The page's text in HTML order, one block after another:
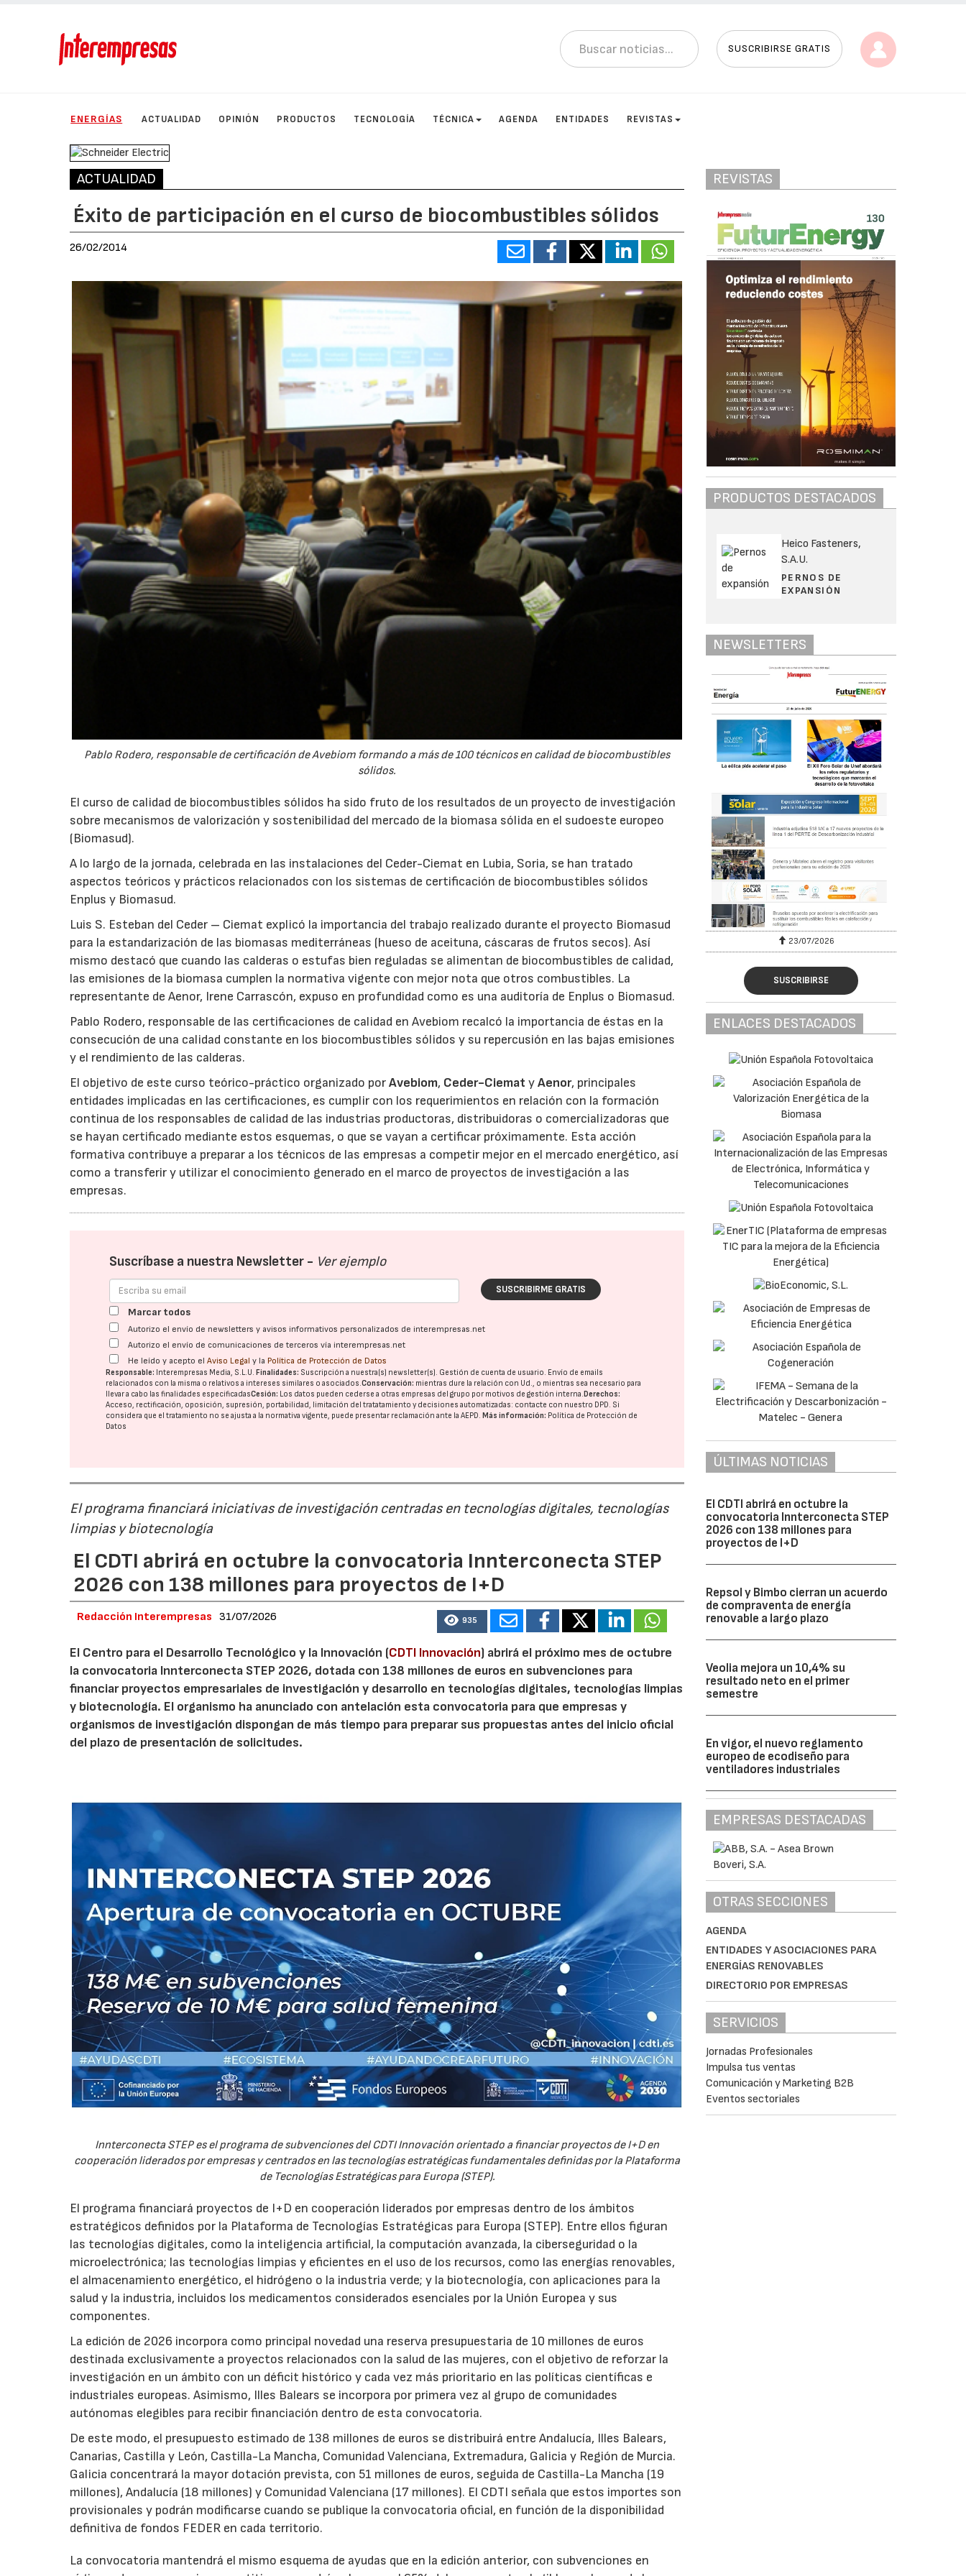
SUSCRIBIRSE GRATIS
ENERGÍAS ACTUALIDAD OPINIÓN PRODUCTOS TECNOLOGÍA TÉCNICA AGENDA ENTIDADES REVISTAS
ACTUALIDAD
Éxito de participación en el curso de biocombustibles sólidos
26/02/2014
Pablo Rodero, responsable de certificación de Avebiom formando a más de 100 técnicos en calidad de biocombustibles
sólidos.
El curso de calidad de biocombustibles sólidos ha sido fruto de los resultados de un proyecto de investigación
sobre mecanismos de valorización y sostenibilidad del mercado de la biomasa sólida en el sudoeste europeo
(Biomasud).
A lo largo de la jornada, celebrada en las instalaciones del Ceder-Ciemat en Lubia, Soria, se han tratado
aspectos teóricos y prácticos relacionados con los sistemas de certificación de biocombustibles sólidos
Enplus y Biomasud.
Luis S. Esteban del Ceder – Ciemat explicó la importancia del trabajo realizado durante el proyecto Biomasud
para la estandarización de las biomasas mediterráneas (hueso de aceituna, cáscaras de frutos secos). Así
mismo destacó que cuando las calderas o estufas bien reguladas se alimentan de biocombustibles de calidad,
las emisiones de la biomasa cumplen la normativa vigente con mejor nota que otros combustibles. La
representante de Aenor, Irene Carrascón, expuso en profundidad como es una auditoría de Enplus o Biomasud.
Pablo Rodero, responsable de las certificaciones de calidad en Avebiom recalcó la importancia de éstas en la
consecución de una calidad constante en los biocombustibles sólidos y su repercusión en las bajas emisiones
y el rendimiento de las calderas.
El objetivo de este curso teórico-práctico organizado porAvebiom, Ceder-Ciemat yAenor, principales
entidades implicadas en las certificaciones, es cumplir con los requerimientos en relación con la formación
continua de los responsables de calidad de las industrias productoras, distribuidoras o comercializadoras que
se hayan certificado mediante estos esquemas, o que se vayan a certificar próximamente. Esta acción
formativa contribuye a preparar a los técnicos de las empresas a competir mejor en el mercado energético, así
como a transferir y utilizar el conocimiento generado en el marco de proyectos de investigación a las
empresas.
Suscríbase a nuestra Newsletter - Ver ejemplo
SUSCRIBIRME GRATIS
Marcar todos
Autorizo el envío de newsletters y avisos informativos personalizados de interempresas.net
Autorizo el envío de comunicaciones de terceros vía interempresas.net
He leído y acepto elAviso Legal y la Política de Protección de Datos
Responsable: Interempresas Media, S.L.U.Finalidades: Suscripción a nuestra(s) newsletter(s). Gestión de cuenta de usuario. Envío de emails
relacionados con la misma o relativos a intereses similares o asociados.Conservación: mientras dure la relación con Ud., o mientras sea necesario para
llevar a cabo las finalidades especificadasCesión: Los datos pueden cederse a otras empresas del grupo por motivos de gestión interna.Derechos:
Acceso, rectificación, oposición, supresión, portabilidad, limitación del tratatamiento y decisiones automatizadas: contacte con nuestro DPD. Si
considera que el tratamiento no se ajusta a la normativa vigente, puede presentar reclamación ante laAEPD.Más información: Política de Protección de
Datos
El programa financiará iniciativas de investigación centradas en tecnologías digitales, tecnologías
limpias y biotecnología
El CDTI abrirá en octubre la convocatoria Innterconecta STEP
2026 con 138 millones para proyectos de I+D
Redacción Interempresas 31/07/2026 935
El Centro para el Desarrollo Tecnológico y la Innovación (CDTI Innovación) abrirá el próximo mes de octubre
la convocatoria Innterconecta STEP 2026, dotada con 138 millones de euros en subvenciones para
financiar proyectos empresariales de investigación y desarrollo en tecnologías digitales, tecnologías limpias
y biotecnología. El organismo ha anunciado con antelación esta convocatoria para que empresas y
organismos de investigación dispongan de más tiempo para preparar sus propuestas antes del inicio oficial
del plazo de presentación de solicitudes.
Innterconecta STEP es el programa de subvenciones del CDTI Innovación orientado a financiar proyectos de I+D en
cooperación liderados por empresas y centrados en las tecnologías estratégicas fundamentales definidas por la Plataforma
de Tecnologías Estratégicas para Europa (STEP).
El programa financiará proyectos de I+D en cooperación liderados por empresas dentro de los ámbitos
estratégicos definidos por la Plataforma de Tecnologías Estratégicas para Europa (STEP). Entre ellos figuran
las tecnologías digitales, como la inteligencia artificial, la computación avanzada, la ciberseguridad o la
microelectrónica; las tecnologías limpias y eficientes en el uso de los recursos, como las energías renovables,
el almacenamiento energético, el hidrógeno o la industria verde; y la biotecnología, con aplicaciones para la
salud y la industria, incluidos los medicamentos considerados esenciales por la Unión Europea y sus
componentes.
La edición de 2026 incorpora como principal novedad una reserva presupuestaria de 10 millones de euros
destinada exclusivamente a proyectos relacionados con la salud de las mujeres, con el objetivo de reforzar la
investigación en un ámbito con un déficit histórico y cada vez más prioritario en las políticas científicas e
industriales europeas. Asimismo, Illes Balears se incorpora por primera vez al grupo de comunidades
autónomas elegibles para recibir financiación dentro de esta convocatoria.
De este modo, el presupuesto estimado de 138 millones de euros se distribuirá entre Andalucía, Illes Balears,
Canarias, Castilla y León, Castilla-La Mancha, Comunidad Valenciana, Extremadura, Galicia y Región de Murcia.
Galicia concentrará la mayor dotación prevista, con 51 millones de euros, seguida de Castilla-La Mancha (19
millones), Andalucía (18 millones) y Comunidad Valenciana (17 millones). El CDTI señala que estos importes son
provisionales y podrán modificarse cuando se publique la convocatoria oficial, en función de la disponibilidad
definitiva de fondos FEDER en cada territorio.
La convocatoria mantendrá el mismo esquema de ayudas que en la edición anterior, con subvenciones en
REVISTAS
PRODUCTOS DESTACADOS
Heico Fasteners,
S.A.U.
PERNOS DE
EXPANSIÓN
NEWSLETTERS
23/07/2026 30/07/2026 23/07/2026 30/07/2026
SUSCRIBIRSE
ENLACES DESTACADOS
ÚLTIMAS NOTICIAS
El CDTI abrirá en octubre la
convocatoria Innterconecta STEP
2026 con 138 millones para
proyectos de I+D
Repsol y Bimbo cierran un acuerdo
de compraventa de energía
renovable a largo plazo
Veolia mejora un 10,4% su
resultado neto en el primer
semestre
En vigor, el nuevo reglamento
europeo de ecodiseño para
ventiladores industriales
EMPRESAS DESTACADAS
OTRAS SECCIONES
AGENDA
ENTIDADES Y ASOCIACIONES PARA
ENERGÍAS RENOVABLES
DIRECTORIO POR EMPRESAS
SERVICIOS
Jornadas Profesionales
Impulsa tus ventas
Comunicación y Marketing B2B
Eventos sectoriales